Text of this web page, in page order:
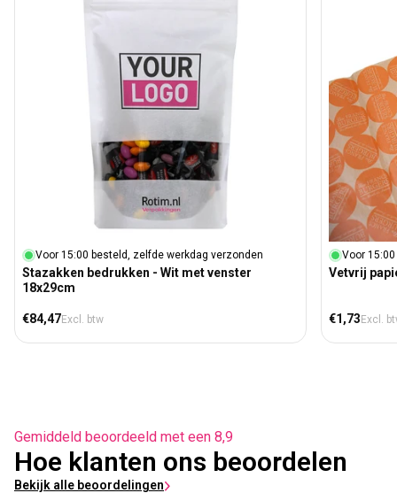
Voor 15:00 besteld, zelfde werkdag verzonden
Stazakken bedrukken - Wit met venster
18x29cm
Normale prijs
€84,47Excl. btw
Voor
Vetvrij
Normale
€1,73Excl.
Gemiddeld beoordeeld met een 8,9
Hoe klanten ons beoordelen
Bekijk alle beoordelingen